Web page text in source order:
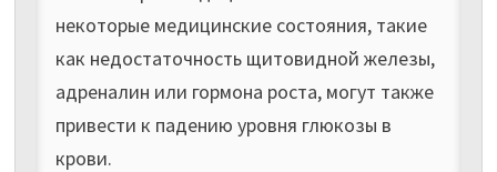
некоторые медицинские состояния, такие
как недостаточность щитовидной железы,
адреналин или гормона роста, могут также
привести к падению уровня глюкозы в
крови.